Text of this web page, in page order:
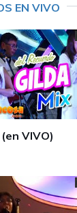
EN VIVO
VIVO)